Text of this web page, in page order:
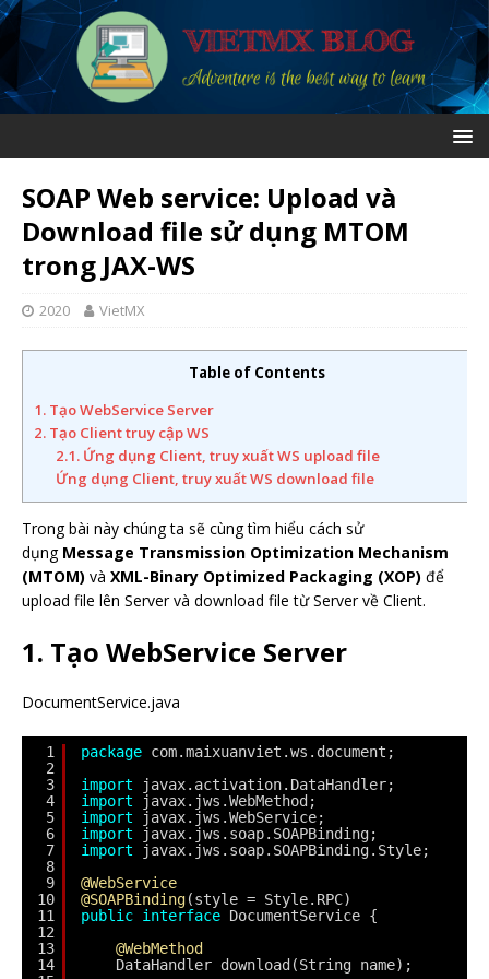
SOAP Web service: Upload và
Download file sử dụng MTOM
trong JAX-WS
2020 VietMX
Table of Contents
1. Tạo WebService Server
2. Tạo Client truy cập WS
2.1. Ứng dụng Client, truy xuất WS upload file
Ứng dụng Client, truy xuất WS download file
Trong bài này chúng ta sẽ cùng tìm hiểu cách sử
dụng Message Transmission Optimization Mechanism
(MTOM) và XML-Binary Optimized Packaging (XOP) để
upload file lên Server và download file từ Server về Client.
1. Tạo WebService Server
DocumentService.java
1
2
3
4
5
6
7
8
9
10
11
12
13
14
package com.maixuanviet.ws.document;
import
javax.activation.DataHandler;
import
javax.jws.WebMethod;
import
javax.jws.WebService;
import
javax.jws.soap.SOAPBinding;
import
javax.jws.soap.SOAPBinding.Style;
@WebService
@SOAPBinding(style = Style.RPC)
public interface DocumentService {
@WebMethod
DataHandler download(String name);